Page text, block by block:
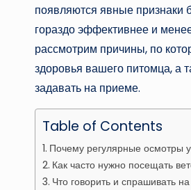
появляются явные признаки
гораздо эффективнее и
рассмотрим причины, по
здоровья вашего питомца, а
задавать на приеме.
Table of Contents
Почему регулярные осмотры
Как часто нужно посещать
Что говорить и спрашивать